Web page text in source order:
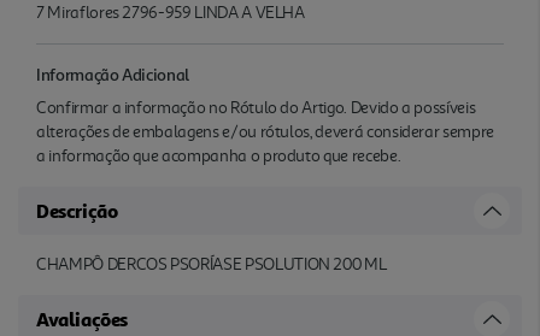
7 Miraflores 2796-959 LINDA A VELHA
Informação Adicional
Confirmar a informação no Rótulo do Artigo. Devido a possíveis
alterações de embalagens e/ou rótulos, deverá considerar sempre
a informação que acompanha o produto que recebe.
Descrição
CHAMPÔ DERCOS PSORÍASE PSOLUTION 200 ML
Avaliações